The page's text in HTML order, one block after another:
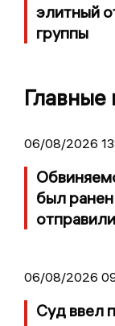
элитный
группы
Главные
06/08/2026
был
06/08/2026
Суд ввел